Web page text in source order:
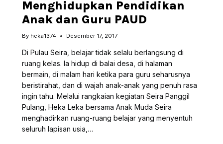
Menghidupkan Pendidikan
Anak dan Guru PAUD
By heka1374 Desember 17, 2017
Di Pulau Seira, belajar tidak selalu berlangsung di
ruang kelas. Ia hidup di balai desa, di halaman
bermain, di malam hari ketika para guru seharusnya
beristirahat, dan di wajah anak-anak yang penuh rasa
ingin tahu. Melalui rangkaian kegiatan Seira Panggil
Pulang, Heka Leka bersama Anak Muda Seira
menghadirkan ruang-ruang belajar yang menyentuh
seluruh lapisan usia,…